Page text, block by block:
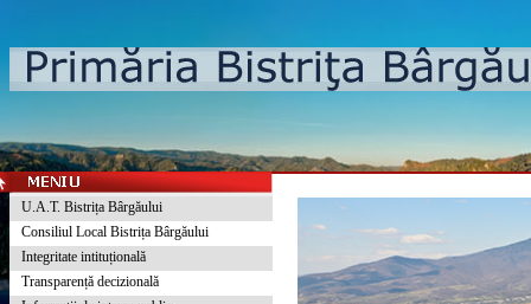
U.A.T. Bistrița Bârgăului
Consiliul Local Bistrița Bârgăului
Integritate intituțională
Transparență decizională